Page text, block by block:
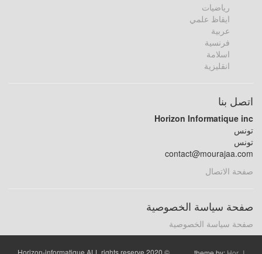
رياضيات
ايقاظ علمي
عربية
فرنسية
اسلامة
انقليزية
اتصل بنا
Horizon Informatique inc
تونس
تونس
contact@mourajaa.com
صفحة الاتصال
صفحة سياسة الخصوصية
صفحة سياسة الخصوصية
© 2020 Horizon-informatique ALL rights reserve